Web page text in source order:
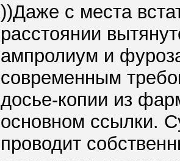
))Даже с места
расстоянии
ампролиум и
современным
досье-копии из
основном ссылки.
проводит